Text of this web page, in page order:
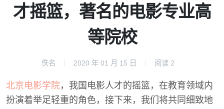
才摇篮，著名的电影专业高
等院校
佚名 2020 年 01 月 15 日 阅读 2
北京电影学院，我国电影人才的摇篮，在教育领域内
扮演着举足轻重的角色，接下来，我们将共同细致地